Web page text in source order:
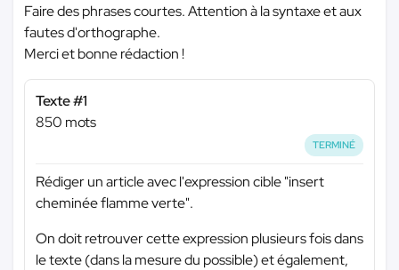
Faire des phrases courtes. Attention à la syntaxe et aux
fautes d'orthographe.
Merci et bonne rédaction !
Texte #1
850 mots
TERMINÉ
Rédiger un article avec l'expression cible "insert
cheminée flamme verte".
On doit retrouver cette expression plusieurs fois dans
le texte (dans la mesure du possible) et également,